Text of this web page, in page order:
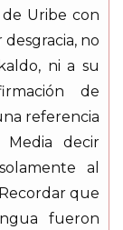
Uribe con
no
ni a su
de
referencia
decir
al
que
fueron